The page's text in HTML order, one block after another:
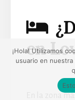
en
En la zona
¡Hola! Utilizamos
usuario en